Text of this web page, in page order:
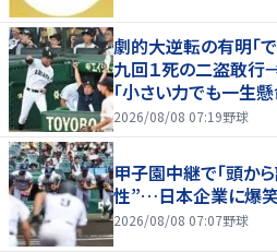
劇的大逆転の有明「
九回１死の二盗敢行
「小さい力でも一生
「涙が出そうに」
2026/08/08 07:19野球
甲子園中継で「頭か
性”…日本企業に爆笑
2026/08/08 07:07野球